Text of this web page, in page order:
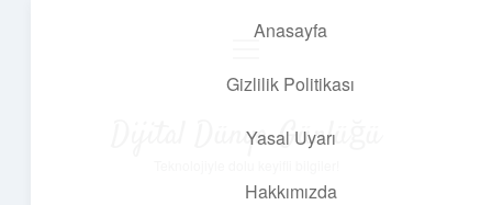
Anasayfa
Gizlilik Politikası
Yasal Uyarı
Hakkımızda
Dijital Dünya Günlüğü